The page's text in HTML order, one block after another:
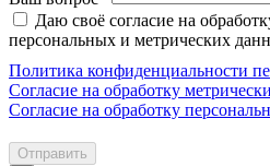
Даю своё согласие на
персональных и метрических
Политика конфиденциальности
Согласие на обработку
Согласие на обработку
Отправить